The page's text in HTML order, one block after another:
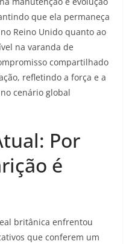
que ela permaneça
Reino Unido quanto ao
na varanda de
compartilhado
refletindo a força e a
cenário global
Por
é
britânica enfrentou
que conferem um